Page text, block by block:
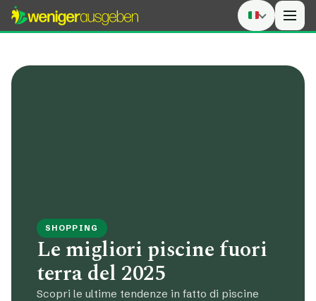
SHOPPING
Le migliori piscine fuori
terra del 2025
Scopri le ultime tendenze in fatto di piscine